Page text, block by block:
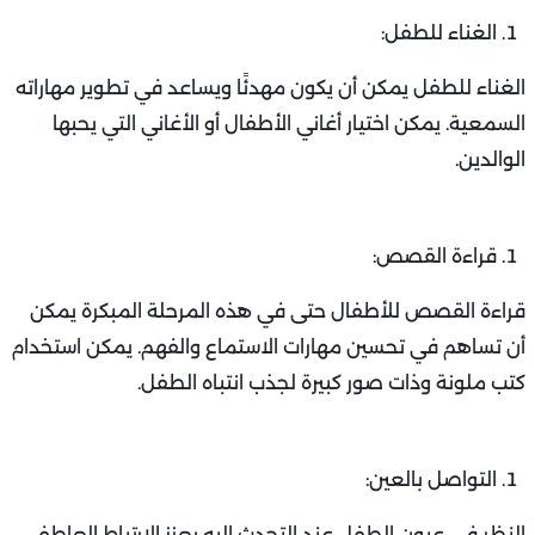
الغناء للطفل:
الغناء للطفل يمكن أن يكون مهدئًا ويساعد في تطوير مهاراته
السمعية. يمكن اختيار أغاني الأطفال أو الأغاني التي يحبها
الوالدين.
قراءة القصص:
قراءة القصص للأطفال حتى في هذه المرحلة المبكرة يمكن
أن تساهم في تحسين مهارات الاستماع والفهم. يمكن استخدام
كتب ملونة وذات صور كبيرة لجذب انتباه الطفل.
التواصل بالعين: